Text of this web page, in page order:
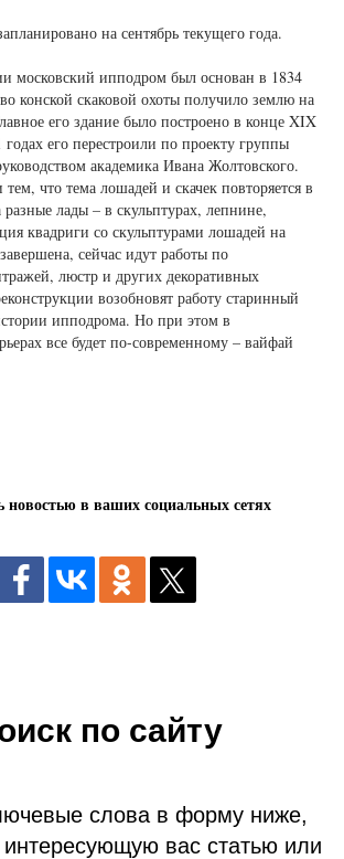
на сентябрь текущего года.
московский ипподром был основан в 1834
конской скаковой охоты получило землю на
его здание было построено в конце XIX
годах его перестроили по проекту группы
академика Ивана Жолтовского.
что тема лошадей и скачек повторяется в
лады – в скульптурах, лепнине,
квадриги со скульптурами лошадей на
сейчас идут работы по
люстр и других декоративных
возобновят работу старинный
ипподрома. Но при этом в
все будет по-современному – вайфай
новостью в ваших социальных сетях
по сайту
слова в форму ниже,
интересующую вас статью или